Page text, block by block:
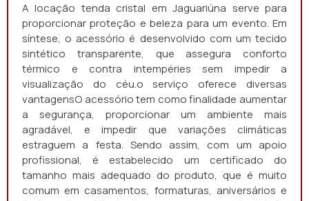
A locação tenda cristal em Jaguariúna serve para
proporcionar proteção e beleza para um evento. Em
síntese, o acessório é desenvolvido com um tecido
sintético transparente, que assegura conforto
térmico e contra intempéries sem impedir a
visualização do céu.o serviço oferece diversas
vantagensO acessório tem como finalidade aumentar
a segurança, proporcionar um ambiente mais
agradável, e impedir que variações climáticas
estraguem a festa. Sendo assim, com um apoio
profissional, é estabelecido um certificado do
tamanho mais adequado do produto, que é muito
comum em casamentos, formaturas, aniversários e